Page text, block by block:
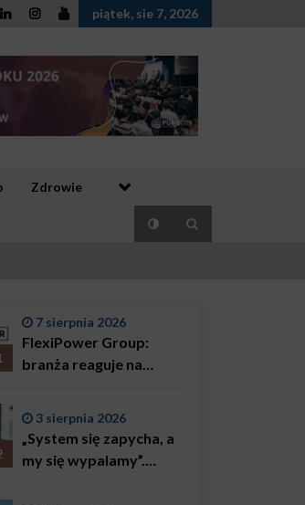
piątek, sie 7, 2026
Zdrowie
7 sierpnia 2026
FlexiPower Group:
branża reaguje na
3 sierpnia 2026
„System się zapycha, a
my się wypalamy”.